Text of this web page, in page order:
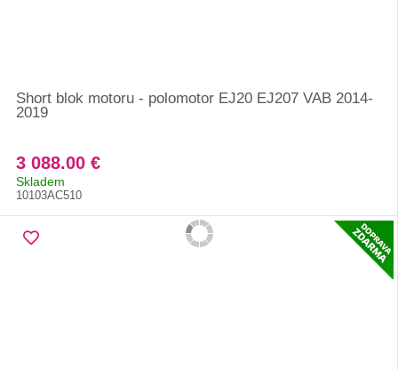
Short blok motoru - polomotor EJ20 EJ207 VAB 2014-
2019
3 088.00 €
Skladem
10103AC510